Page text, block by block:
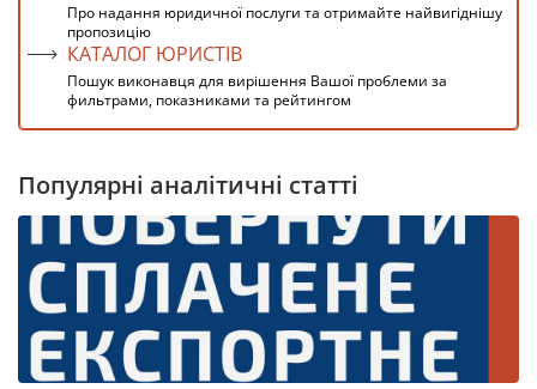
Про надання юридичної послуги та отримайте найвигіднішу
пропозицію
КАТАЛОГ ЮРИСТІВ
Пошук виконавця для вирішення Вашої проблеми за
фильтрами, показниками та рейтингом
Популярні аналітичні статті